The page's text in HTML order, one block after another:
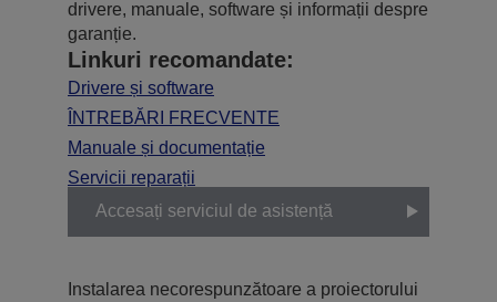
drivere, manuale, software și informații despre
garanție.
Linkuri recomandate:
Drivere și software
ÎNTREBĂRI FRECVENTE
Manuale și documentație
Servicii reparații
Accesați serviciul de asistență
Instalarea necorespunzătoare a proiectorului